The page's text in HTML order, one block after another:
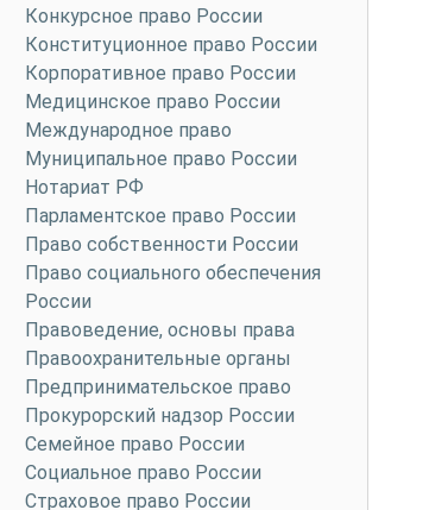
Конкурсное право России
Конституционное право России
Корпоративное право России
Медицинское право России
Международное право
Муниципальное право России
Нотариат РФ
Парламентское право России
Право собственности России
Право социального обеспечения
России
Правоведение, основы права
Правоохранительные органы
Предпринимательское право
Прокурорский надзор России
Семейное право России
Социальное право России
Страховое право России